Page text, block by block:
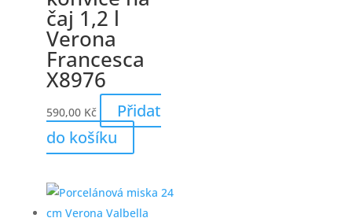
čaj 1,2 l
Verona
Francesca
X8976
590,00 Kč
Přidat
do košíku